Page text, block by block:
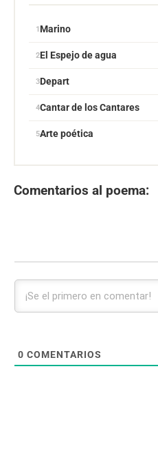
Marino
El Espejo de agua
Depart
Cantar de los Cantares
Arte poética
Comentarios al poema:
0 COMENTARIOS